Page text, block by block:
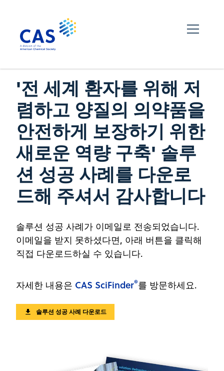
'전 세계 환자를 위해 저
렴하고 양질의 의약품을
안전하게 보장하기 위한
새로운 역량 구축' 솔루
션 성공 사례를 다운로
드해 주셔서 감사합니다
솔루션 성공 사례가 이메일로 전송되었습니다.
이메일을 받지 못하셨다면, 아래 버튼을 클릭해
직접 다운로드하실 수 있습니다.
자세한 내용은 CAS SciFinder®를 방문하세요.
솔루션 성공 사례 다운로드